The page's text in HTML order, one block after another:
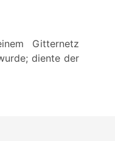
Gitternetz
diente der